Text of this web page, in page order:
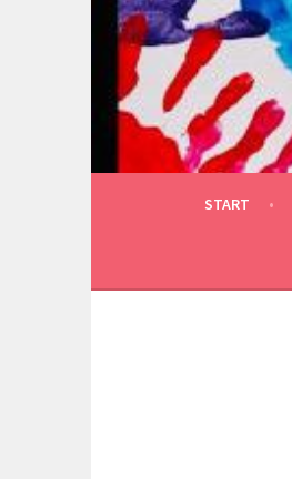
Springe
zum
Inhalt
START